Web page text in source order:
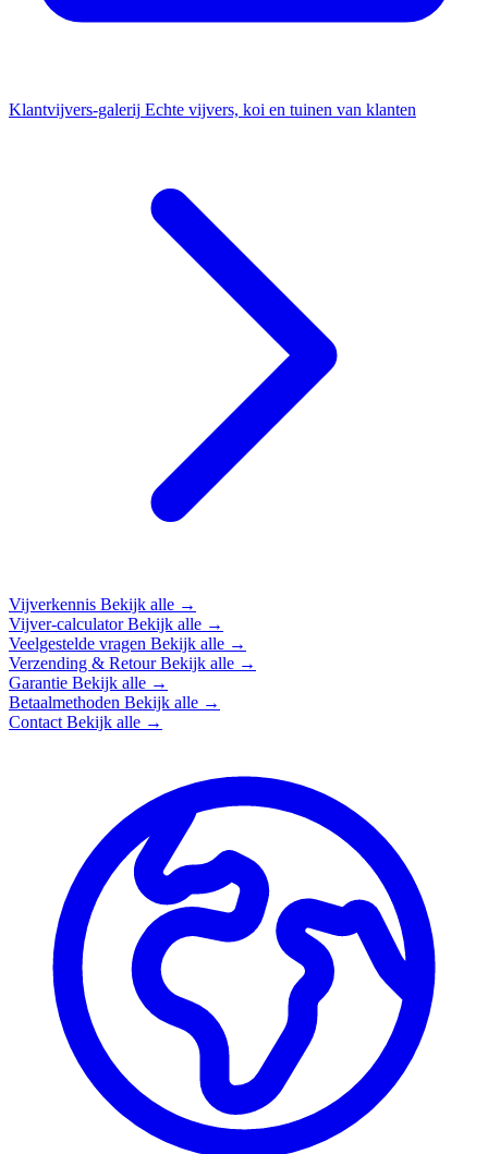
Klantvijvers-galerij Echte vijvers, koi en tuinen van klanten
Vijverkennis Bekijk alle →
Vijver-calculatorBekijk alle →
Veelgestelde vragen Bekijk alle →
Verzending & RetourBekijk alle →
Garantie Bekijk alle →
Betaalmethoden Bekijk alle →
Contact Bekijk alle →